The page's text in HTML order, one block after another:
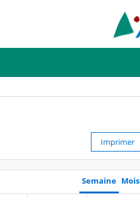
Imprimer
Semaine Mois